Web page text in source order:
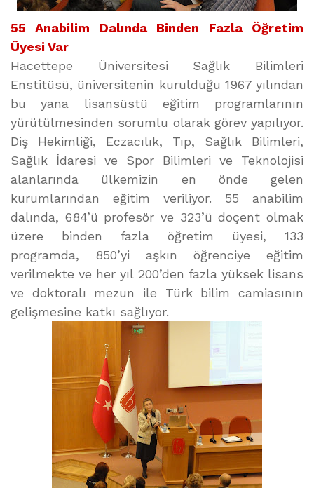
55 Anabilim Dalında Binden Fazla Öğretim
Üyesi Var
Hacettepe Üniversitesi Sağlık Bilimleri
Enstitüsü, üniversitenin kurulduğu 1967 yılından
bu yana lisansüstü eğitim programlarının
yürütülmesinden sorumlu olarak görev yapılıyor.
Diş Hekimliği, Eczacılık, Tıp, Sağlık Bilimleri,
Sağlık İdaresi ve Spor Bilimleri ve Teknolojisi
alanlarında ülkemizin en önde gelen
kurumlarından eğitim veriliyor. 55 anabilim
dalında, 684’ü profesör ve 323’ü doçent olmak
üzere binden fazla öğretim üyesi, 133
programda, 850’yi aşkın öğrenciye eğitim
verilmekte ve her yıl 200’den fazla yüksek lisans
ve doktoralı mezun ile Türk bilim camiasının
gelişmesine katkı sağlıyor.